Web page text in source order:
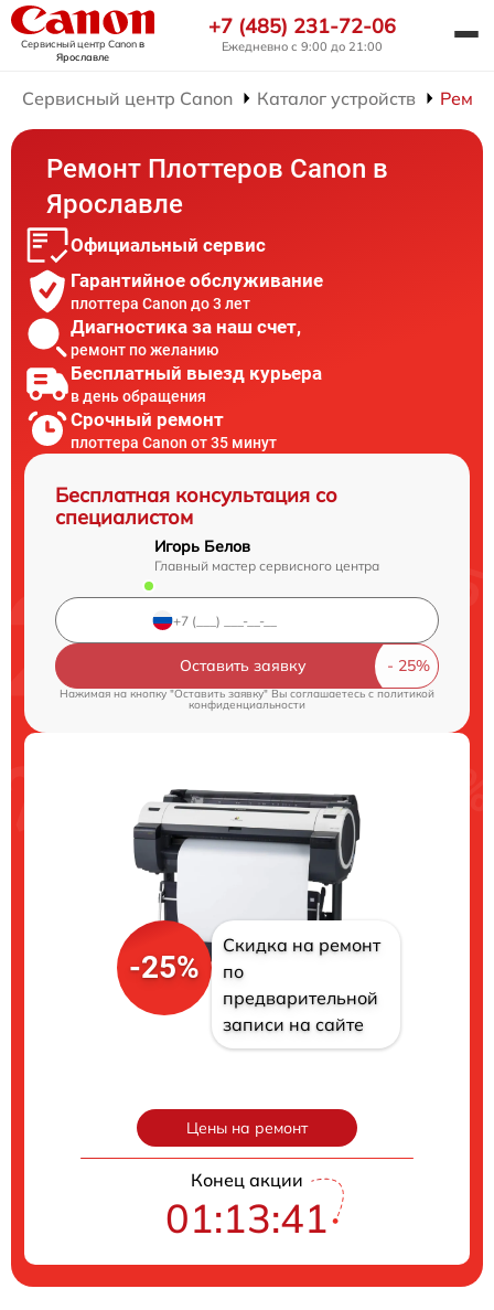
Сервисный центр Canonв
Ярославле
+7 (485) 231-72-06
Ежедневно с 9:00 до 21:00
Сервисный центр Canon Каталог устройств
Ремонт Плоттеров Canon в
Ярославле
Официальный сервис
Гарантийное обслуживание
плоттера Canon до 3 лет
Диагностика за наш счет,
ремонт по желанию
Бесплатный выезд курьера
в день обращения
Срочный ремонт
плоттера Canon от 35 минут
Бесплатная консультация со
специалистом
Игорь Белов
Главный мастер сервисного центра
Оставить заявку
Нажимая на кнопку "Оставить заявку" Вы соглашаетесь cполитикой
конфиденциальности
-25%
Скидка на ремонт
по
предварительной
записи на сайте
Цены на ремонт
Конец акции
01:13:40